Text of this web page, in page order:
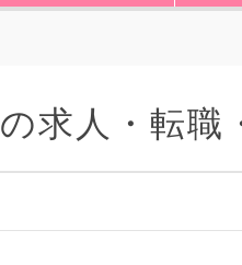
の求人・転職